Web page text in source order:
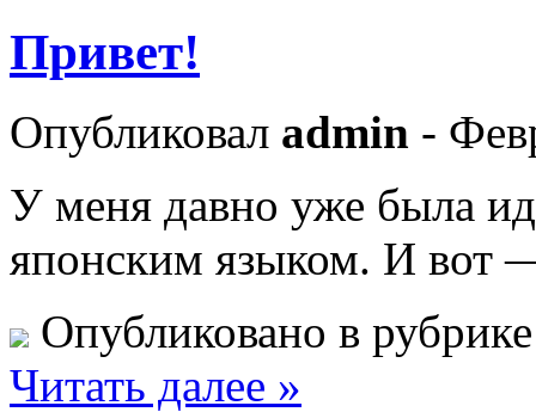
Привет!
Опубликовал admin -
У меня давно уже была
японским языком. И вот
Опубликовано в
Читать далее »